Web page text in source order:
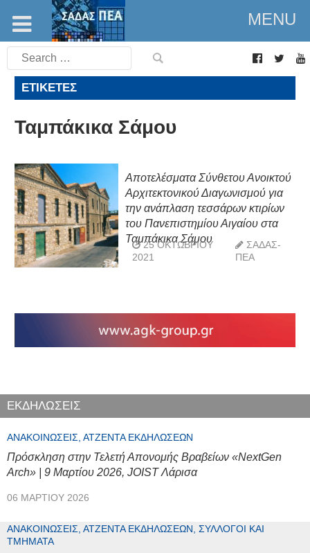
MENU
Search
for:
ΕΤΙΚΈΤΕΣ
Ταμπάκικα Σάμου
Αποτελέσματα Σύνθετου Ανοικτού
Αρχιτεκτονικού Διαγωνισμού για
την ανάπλαση τεσσάρων κτιρίων
του Πανεπιστημίου Αιγαίου στα
Ταμπάκικα Σάμου
25 ΟΚΤΩΒΡΊΟΥ
2021
ΣΑΔΑΣ-
ΠΕΑ
ΕΚΔΗΛΩΣΕΙΣ
ΑΝΑΚΟΙΝΏΣΕΙΣ, ΑΤΖΈΝΤΑ ΕΚΔΗΛΏΣΕΩΝ
Πρόσκληση στην Τελετή Απονομής Βραβείων «NextGen
Arch» | 9 Μαρτίου 2026, JOIST Λάρισα
06 ΜΑΡΤΊΟΥ 2026
ΑΝΑΚΟΙΝΏΣΕΙΣ, ΑΤΖΈΝΤΑ ΕΚΔΗΛΏΣΕΩΝ, ΣΎΛΛΟΓΟΙ ΚΑΙ
ΤΜΉΜΑΤΑ